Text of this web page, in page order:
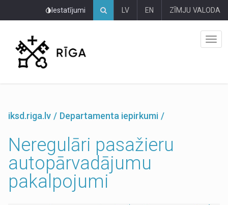
Iestatījumi LV EN ZĪMJU VALODA
iksd.riga.lv Departamenta iepirkumi
Neregulāri pasažieru
autopārvadājumu
pakalpojumi